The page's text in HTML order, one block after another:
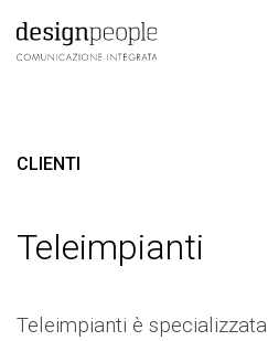
CLIENTI
Teleimpianti
Teleimpianti è